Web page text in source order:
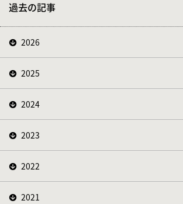
過去の記事
2026
2025
2024
2023
2022
2021